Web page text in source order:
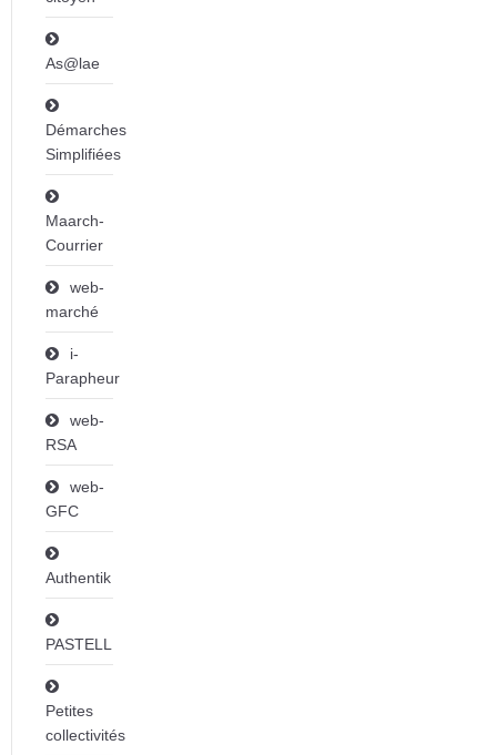
As@lae
Démarches
Simplifiées
Maarch-
Courrier
web-
marché
i-
Parapheur
web-
RSA
web-
GFC
Authentik
PASTELL
Petites
collectivités